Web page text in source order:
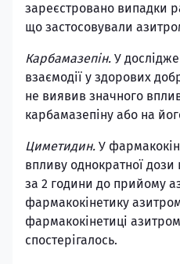
зареєстровано випадки
що застосовували
Карбамазепін. У
взаємодії у здорових
не виявив значного
карбамазепіну або на
Циметидин. У
впливу однократної
за 2 години до прийому
фармакокінетику
фармакокінетиці
спостерігалось.